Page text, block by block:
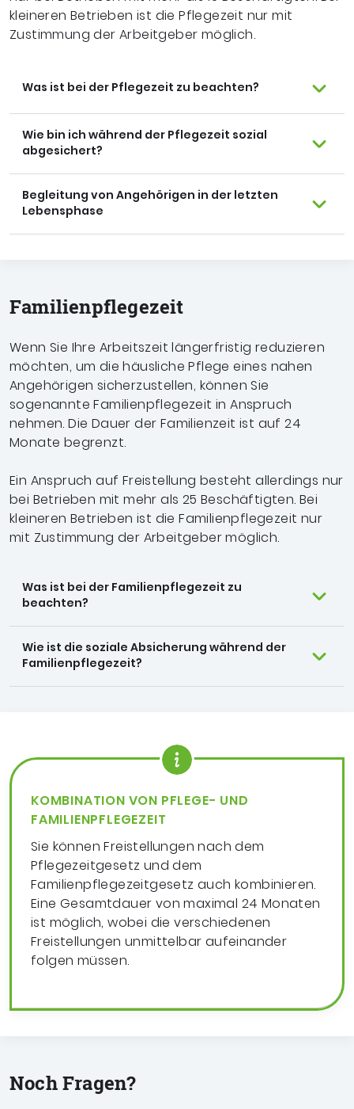
kleineren Betrieben ist die Pflegezeit nur mit
Zustimmung der Arbeitgeber möglich.
Was ist bei der Pflegezeit zu beachten?
Wie bin ich während der Pflegezeit sozial
abgesichert?
Begleitung von Angehörigen in der letzten
Lebensphase
Familien­pflegezeit
Wenn Sie Ihre Arbeitszeit längerfristig reduzieren
möchten, um die häusliche Pflege eines nahen
Angehörigen sicherzustellen, können Sie
sogenannte Familienpflegezeit in Anspruch
nehmen. Die Dauer der Familienzeit ist auf 24
Monate begrenzt.
Ein Anspruch auf Freistellung besteht allerdings nur
bei Betrieben mit mehr als 25 Beschäftigten. Bei
kleineren Betrieben ist die Familienpflegezeit nur
mit Zustimmung der Arbeitgeber möglich.
Was ist bei der Familienpflegezeit zu
beachten?
Wie ist die soziale Absicherung während der
Familienpflegezeit?
KOMBINATION VON PFLEGE- UND
FAMILIENPFLEGEZEIT
Sie können Freistellungen nach dem
Pflegezeitgesetz und dem
Familienpflegezeitgesetz auch kombinieren.
Eine Gesamtdauer von maximal 24 Monaten
ist möglich, wobei die verschiedenen
Freistellungen unmittelbar aufeinander
folgen müssen.
Noch Fragen?